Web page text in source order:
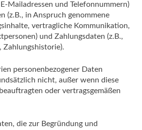
Mailadressen und Telefonnummern)
(z.B., in Anspruch genommene
vertragliche Kommunikation,
und Zahlungsdaten (z.B.,
Zahlungshistorie).
personenbezogener Daten
nicht, außer wenn diese
oder vertragsgemäßen
die zur Begründung und